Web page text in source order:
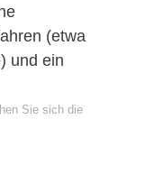
(etwa
und ein
Sie sich die